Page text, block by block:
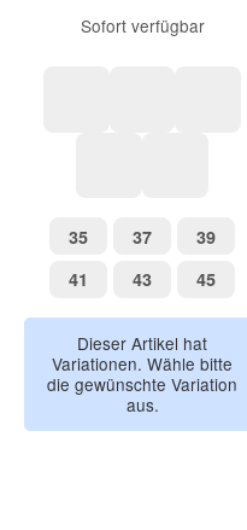
Sofort verfügbar
3535 3737 3939
41
4343 4545
Dieser Artikel hat
Variationen. Wähle bitte
die gewünschte Variation
aus.